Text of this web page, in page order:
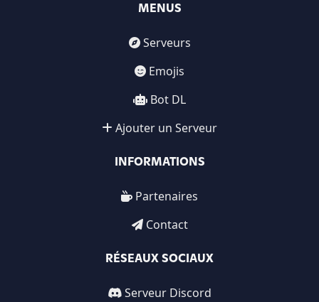
MENUS
Serveurs
Emojis
Bot DL
Ajouter un Serveur
INFORMATIONS
Partenaires
Contact
RÉSEAUX SOCIAUX
Serveur Discord